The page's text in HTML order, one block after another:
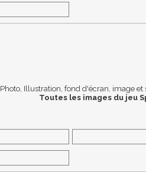
Photo, Illustration, fond d'écran, image et
Toutes les images du jeu